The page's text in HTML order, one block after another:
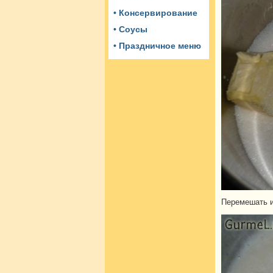
• Консервирование
• Соусы
• Праздничное меню
Перемешать